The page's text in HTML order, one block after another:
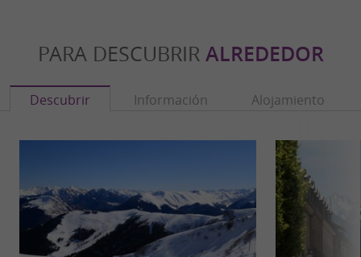
PARA DESCUBRIR ALREDEDOR
Descubrir Información Alojamiento